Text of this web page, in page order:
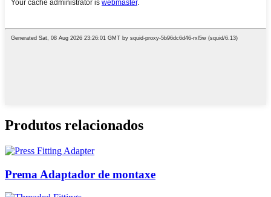
Produtos relacionados
Prema Adaptador de montaxe